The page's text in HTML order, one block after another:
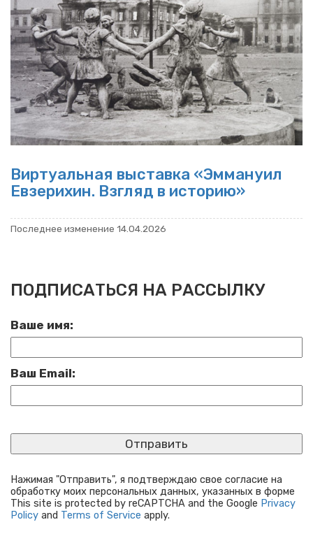
Вир­ту­аль­ная вы­став­ка «Эм­ма­ну­ил
Евзе­ри­хин. Взгляд в ис­то­рию»
По­след­нее из­ме­не­ние 14.04.2026
ПОДПИСАТЬСЯ НА РАССЫЛКУ
Ваше имя:
Ваш Email:
Нажимая "Отправить", я подтверждаю свое согласие на
обработку моих персональных данных, указанных в форме
This site is protected by reCAPTCHA and the Google Privacy
Policy and Terms of Service apply.